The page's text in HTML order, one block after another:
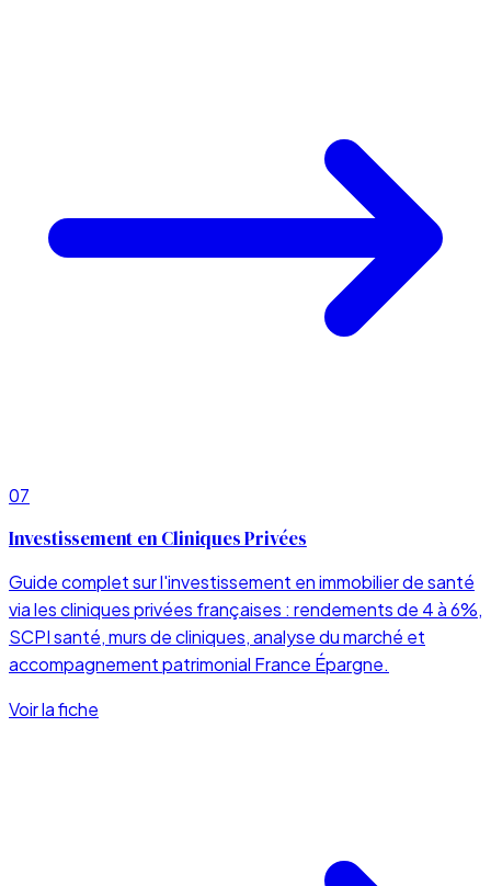
07
Investissement en Cliniques Privées
Guide complet sur l'investissement en immobilier de santé
via les cliniques privées françaises : rendements de 4 à 6%,
SCPI santé, murs de cliniques, analyse du marché et
accompagnement patrimonial France Épargne.
Voir la fiche